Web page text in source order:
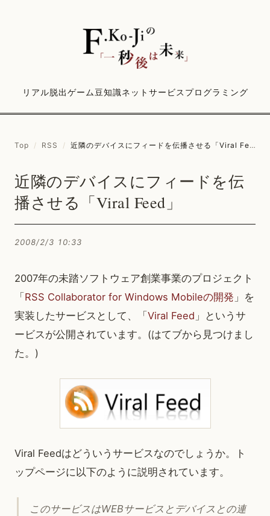
リアル脱出ゲーム豆知識ネットサービス プログラミング
Top / RSS / 近隣のデバイスにフィードを伝播させる「Viral Feed」
近隣のデバイスにフィードを伝
播させる「Viral Feed」
2008/2/3 10:33
2007年の未踏ソフトウェア創業事業のプロジェクト
「 RSS Collaborator for Windows Mobileの開発 」を
実装したサービスとして、「 Viral Feed 」というサ
ービスが公開されています。(はてブから見つけまし
た。)
Viral Feedはどういうサービスなのでしょうか。ト
ップページに以下のように説明されています。
このサービスはWEBサービスとデバイスとの連